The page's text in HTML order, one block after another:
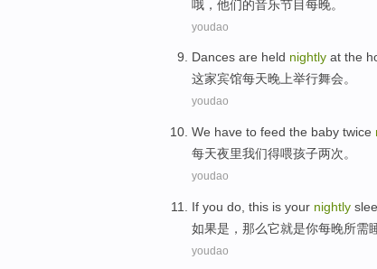
哦 ， 他们的音乐节目 每晚。
youdao
Dances are held nightly at the
这家宾馆每天晚上举行舞会。
youdao
We have to feed the baby twice
每天夜里我们得喂孩子两次。
youdao
If you do this is your nightly
如果是 ，那么它就是你每晚所需
youdao